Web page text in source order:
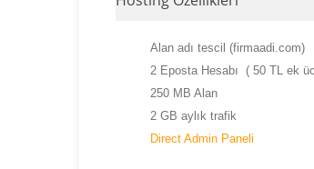
Alan adı tescil (firmaadi.com)
2 Eposta Hesabı ( 50 TL ek
250 MB Alan
2 GB aylık trafik
Direct Admin Paneli